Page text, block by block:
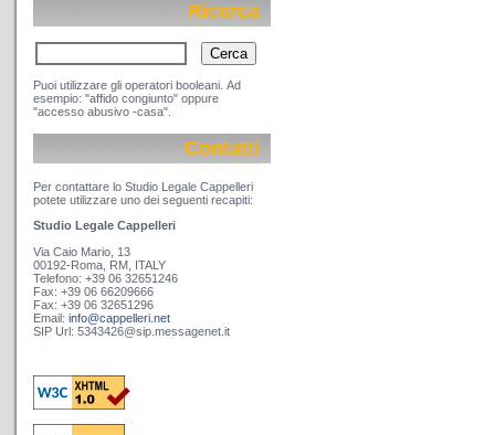
Ricerca
Puoi utilizzare gli operatori booleani. Ad
esempio: "affido congiunto" oppure
"accesso abusivo -casa".
Contatti
Per contattare lo Studio Legale Cappelleri
potete utilizzare uno dei seguenti recapiti:
Studio Legale Cappelleri
Via Caio Mario, 13
00192-Roma, RM, ITALY
Telefono: +39 06 32651246
Fax: +39 06 66209666
Fax: +39 06 32651296
Email: info@cappelleri.net
SIP Url: 5343426@sip.messagenet.it